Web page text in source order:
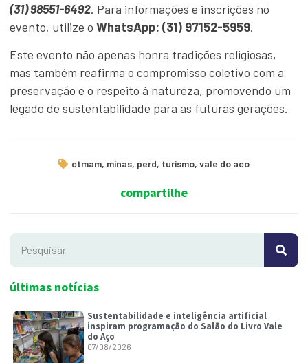
(31) 98551-6492. Para informações e inscrições no
evento, utilize o WhatsApp: (31) 97152-5959.
Este evento não apenas honra tradições religiosas,
mas também reafirma o compromisso coletivo com a
preservação e o respeito à natureza, promovendo um
legado de sustentabilidade para as futuras gerações.
ctmam, minas, perd, turismo, vale do aco
compartilhe
últimas notícias
Sustentabilidade e inteligência artificial
inspiram programação do Salão do Livro Vale
do Aço
07/08/2026